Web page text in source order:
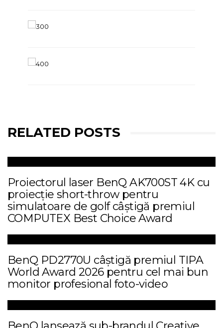
RELATED POSTS
Proiectorul laser BenQ AK700ST 4K cu
proiecție short-throw pentru
simulatoare de golf câștigă premiul
COMPUTEX Best Choice Award
BenQ PD2770U câștigă premiul TIPA
World Award 2026 pentru cel mai bun
monitor profesional foto-video